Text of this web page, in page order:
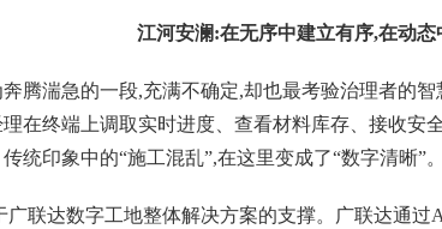
江河安澜:在无序中建立有序,在动态
腾湍急的一段,充满不确定,却也最考验治理者的
在终端上调取实时进度、查看材料库存、接收安
统印象中的“施工混乱”,在这里变成了“数字清晰”。
广联达数字工地整体解决方案的支撑。广联达通